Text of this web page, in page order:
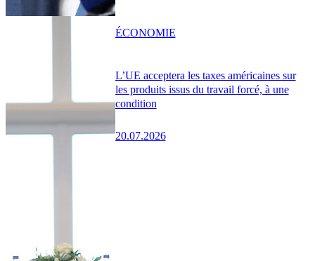
L’UE acceptera les taxes américaines sur
les produits issus du travail forcé, à une
condition
20.07.2026
ÉCONOMIE